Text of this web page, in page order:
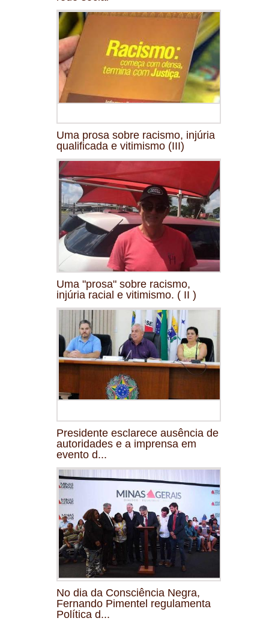
Uma prosa sobre racismo, injúria
qualificada e vitimismo (III)
Uma "prosa" sobre racismo,
injúria racial e vitimismo. ( II )
Presidente esclarece ausência de
autoridades e a imprensa em
evento d...
No dia da Consciência Negra,
Fernando Pimentel regulamenta
Política d...